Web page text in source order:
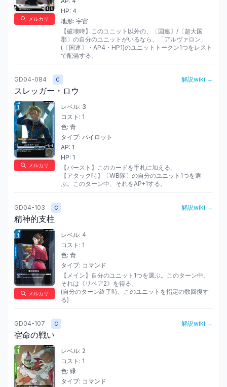
メルカリ
HP: 4
地形: 宇宙
【破壊時】このユニット以外の、〔国連〕/〔超大国
郡〕の自分のユニットがいるなら、「アルヴァロン」
(〔国連〕・AP4・HP1)のユニットトークン1つをレスト
で配備する。
GD04-084 C 解説wiki →
スレッガー・ロウ
メルカリ
レベル: 3
コスト: 1
色: 青
タイプ: パイロット
AP: 1
HP: 1
【バースト】このカードを手札に加える。
【アタック時】〔WB隊〕の自分のユニット1つを選
ぶ。このターン中、それをAP+1する。
GD04-103 C 解説wiki →
精神的支柱
メルカリ
レベル: 4
コスト: 1
色: 青
タイプ: コマンド
【メイン】自分のユニット1つを選ぶ。このターン中、
それは《リペア2》を得る。
(自分のターン終了時、このユニットを指定の数回復す
る)
GD04-107 C 解説wiki →
宿命の戦い
レベル: 2
コスト: 1
色: 緑
タイプ: コマンド